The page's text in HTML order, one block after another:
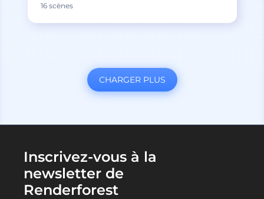
16 scènes
CHARGER PLUS
Inscrivez-vous à la
newsletter de
Renderforest